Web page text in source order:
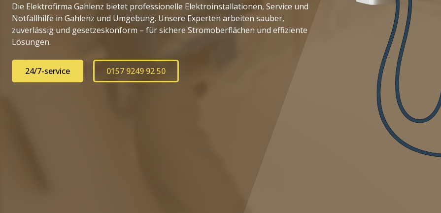
Die Elektrofirma Gahlenz bietet professionelle Elektroinstallationen, Service und
Notfallhilfe in Gahlenz und Umgebung. Unsere Experten arbeiten sauber,
zuverlässig und gesetzeskonform – für sichere Stromoberflächen und effiziente
Lösungen.
24/7-service 0157 9249 92 50